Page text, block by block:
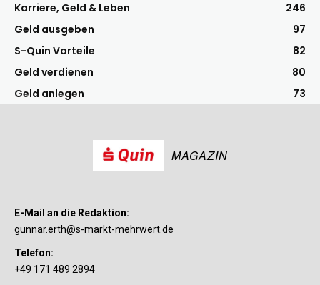
Karriere, Geld & Leben
246
Geld ausgeben
97
S-Quin Vorteile
82
Geld verdienen
80
Geld anlegen
73
MAGAZIN
E-Mail an die Redaktion:
gunnar.erth@s-markt-mehrwert.de
Telefon:
+49 171 489 2894